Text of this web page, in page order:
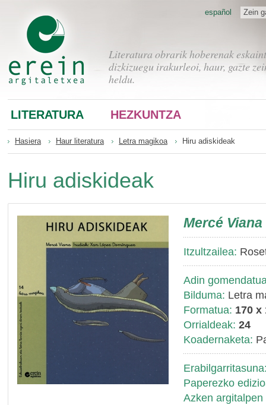
Literatura obrarik hoberenak
dizkizuegu irakurleoi, haur, gazte
heldu.
Zein
español
LITERATURA HEZKUNTZA
Hasiera Haur literatura Letra magikoa Hiru adiskideak
Hiru adiskideak
Mercé Viana
Itzultzailea:
Adin
Bilduma: Letra
Formatua: 170 x
Orrialdeak: 24
Koadernaketa:
Paperezko
Azken argitalpen